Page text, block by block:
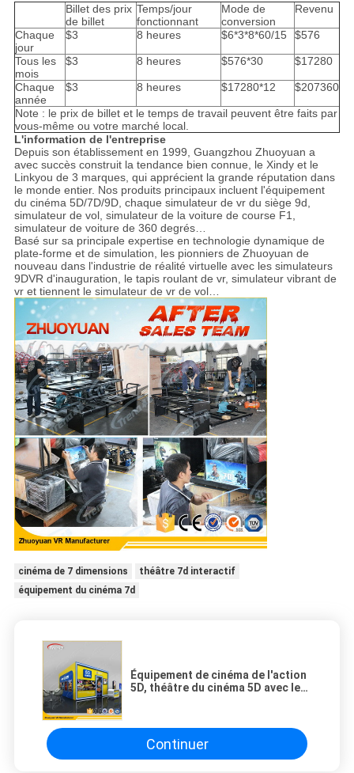
Billet des prix
de billet
Temps/jour
fonctionnant
Mode de
conversion
Revenu
Chaque
jour
$3 8 heures $6*3*8*60/15 $576
Tous les
mois
$3 8 heures $576*30 $17280
Chaque
année
$3 8 heures $17280*12 $207360
Note : le prix de billet et le temps de travail peuvent être faits par
vous-même ou votre marché local.
L'information de l'entreprise
Depuis son établissement en 1999, Guangzhou Zhuoyuan a
avec succès construit la tendance bien connue, le Xindy et le
Linkyou de 3 marques, qui apprécient la grande réputation dans
le monde entier. Nos produits principaux incluent l'équipement
du cinéma 5D/7D/9D, chaque simulateur de vr du siège 9d,
simulateur de vol, simulateur de la voiture de course F1,
simulateur de voiture de 360 degrés…
Basé sur sa principale expertise en technologie dynamique de
plate-forme et de simulation, les pionniers de Zhuoyuan de
nouveau dans l'industrie de réalité virtuelle avec les simulateurs
9DVR d'inauguration, le tapis roulant de vr, simulateur vibrant de
vr et tiennent le simulateur de vr de vol…
cinéma de 7 dimensions
théâtre 7d interactif
équipement du cinéma 7d
Équipement de cinéma de l'action
5D, théâtre du cinéma 5D avec les
Continuer